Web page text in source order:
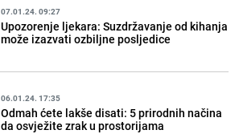
07.01.24. 09:27
Upozorenje ljekara: Suzdržavanje od kihanja
može izazvati ozbiljne posljedice
06.01.24. 17:35
Odmah ćete lakše disati: 5 prirodnih načina
da osvježite zrak u prostorijama